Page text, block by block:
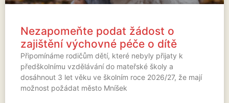
Nezapomeňte podat žádost o
zajištění výchovné péče o dítě
Připomínáme rodičům dětí, které nebyly přijaty k
předškolnímu vzdělávání do mateřské školy a
dosáhnout 3 let věku ve školním roce 2026/27, že mají
možnost požádat město Mníšek